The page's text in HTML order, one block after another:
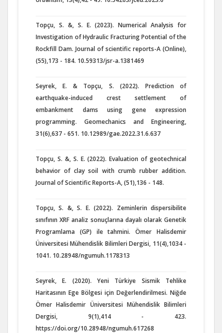
Topçu, S. &, S. E. (2023). Numerical Analysis for
Investigation of Hydraulic Fracturing Potential of the
Rockfill Dam. Journal of scientific reports-A (Online),
(55),173 - 184. 10.59313/jsr-a.1381469
Seyrek, E. & Topçu, S. (2022). Prediction of
earthquake-induced crest settlement of
embankment dams using gene expression
programming. Geomechanics and Engineering,
31(6),637 - 651. 10.12989/gae.2022.31.6.637
Topçu, S. &, S. E. (2022). Evaluation of geotechnical
behavior of clay soil with crumb rubber addition.
Journal of Scientific Reports-A, (51),136 - 148.
Topçu, S. &, S. E. (2022). Zeminlerin dispersibilite
sınıfının XRF analiz sonuçlarına dayalı olarak Genetik
Programlama (GP) ile tahmini. Ömer Halisdemir
Üniversitesi Mühendislik Bilimleri Dergisi, 11(4),1034 -
1041. 10.28948/ngumuh.1178313
Seyrek, E. (2020). Yeni Türkiye Sismik Tehlike
Haritasının Ege Bölgesi için Değerlendirilmesi. Niğde
Ömer Halisdemir Üniversitesi Mühendislik Bilimleri
Dergisi, 9(1),414 - 423.
https://doi.org/10.28948/ngumuh.617268